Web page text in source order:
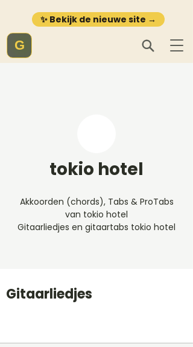
✨ Bekijk de nieuwe site →
G
tokio hotel
Akkoorden (chords), Tabs & ProTabs
van tokio hotel
Gitaarliedjes en gitaartabs tokio hotel
Gitaarliedjes